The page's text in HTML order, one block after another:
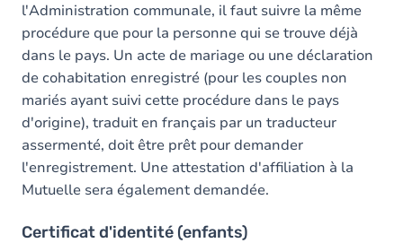
l'Administration communale, il faut suivre la même
procédure que pour la personne qui se trouve déjà
dans le pays. Un acte de mariage ou une déclaration
de cohabitation enregistré (pour les couples non
mariés ayant suivi cette procédure dans le pays
d'origine), traduit en français par un traducteur
assermenté, doit être prêt pour demander
l'enregistrement. Une attestation d'affiliation à la
Mutuelle sera également demandée.
Certificat d'identité (enfants)